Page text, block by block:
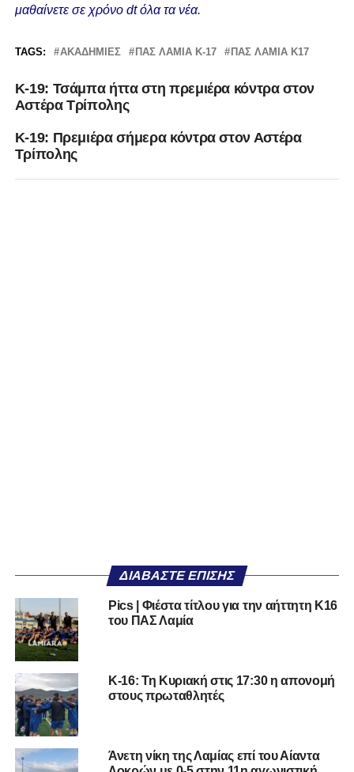
μαθαίνετε σε χρόνο dt όλα τα νέα.
TAGS: ΑΚΑΔΗΜΊΕΣ ΠΑΣ ΛΑΜΙΑ Κ-17 ΠΑΣ ΛΑΜΙΑ Κ17
Κ-19: Τσάμπα ήττα στη πρεμιέρα κόντρα στον
Αστέρα Τρίπολης
Κ-19: Πρεμιέρα σήμερα κόντρα στον Αστέρα
Τρίπολης
ΔΙΑΒΆΣΤΕ ΕΠΊΣΗΣ
Pics | Φιέστα τίτλου για την αήττητη Κ16
του ΠΑΣ Λαμία
Κ-16: Τη Κυριακή στις 17:30 η απονομή
στους πρωταθλητές
Άνετη νίκη της Λαμίας επί του Αίαντα